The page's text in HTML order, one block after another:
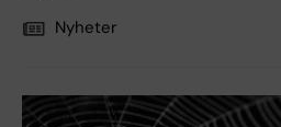
Nyheter